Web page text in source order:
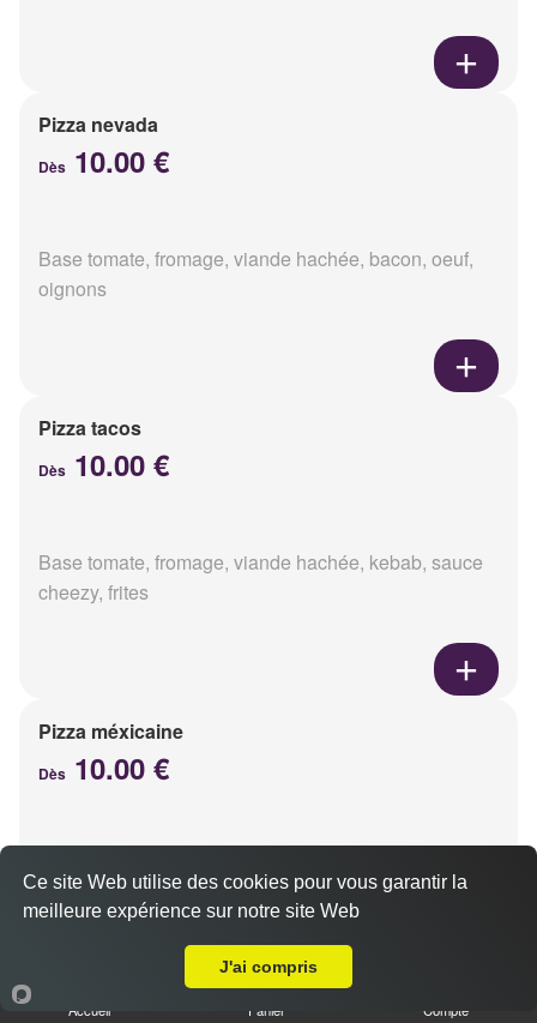
Pizza nevada
Dès 10.00 €
Base tomate, fromage, viande hachée, bacon, oeuf,
oignons
Pizza tacos
Dès 10.00 €
Base tomate, fromage, viande hachée, kebab, sauce
cheezy, frites
Pizza méxicaine
Dès 10.00 €
chorizo, poivrons
Accueil Panier Compte
Ce site Web utilise des cookies pour vous garantir la
meilleure expérience sur notre site Web
J'ai compris